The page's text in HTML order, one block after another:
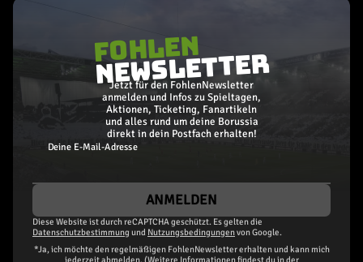
10.10.2026
6. Spieltag
Nicht terminiert
17.10.2026
TICKETS SICHERN
7. Spieltag
Nicht terminiert
24.10.2026
8. Spieltag
FOHLEN
NEWSLETTER
Jetzt für den FohlenNewsletter
anmelden und Infos zu Spieltagen,
Aktionen, Ticketing, Fanartikeln
und alles rund um deine Borussia
direkt in dein Postfach erhalten!
Deine E-Mail-Adresse
ANMELDEN
Diese Website ist durch reCAPTCHA geschützt. Es gelten die
Datenschutzbestimmung und Nutzungsbedingungenvon Google.
*Ja, ich möchte den regelmäßigen FohlenNewsletter erhalten und kann mich